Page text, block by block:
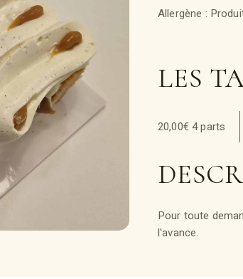
Allergène :
LES
20,00€ 4 parts
Pour toute
l'avance.